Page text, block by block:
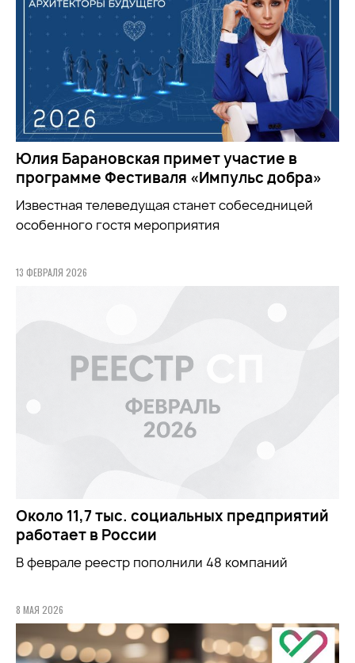
Юлия Барановская примет участие в
программе Фестиваля «Импульс добра»
Известная телеведущая станет собеседницей
особенного гостя мероприятия
13 ФЕВРАЛЯ 2026
Около 11,7 тыс. социальных предприятий
работает в России
В феврале реестр пополнили 48 компаний
8 МАЯ 2026